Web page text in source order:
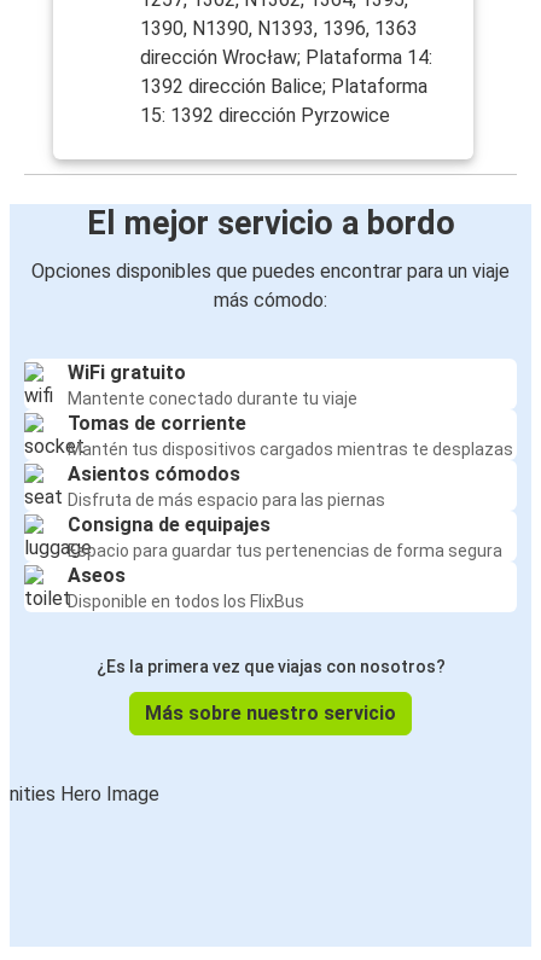
1390, N1390, N1393, 1396, 1363
dirección Wrocław; Plataforma 14:
1392 dirección Balice; Plataforma
15: 1392 dirección Pyrzowice
El mejor servicio a bordo
Opciones disponibles que puedes encontrar para un viaje
más cómodo:
WiFi gratuito
Mantente conectado durante tu viaje
Tomas de corriente
Mantén tus dispositivos cargados mientras te desplazas
Asientos cómodos
Disfruta de más espacio para las piernas
Consigna de equipajes
Espacio para guardar tus pertenencias de forma segura
Aseos
Disponible en todos los FlixBus
¿Es la primera vez que viajas con nosotros?
Más sobre nuestro servicio